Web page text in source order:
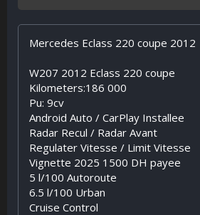
Mercedes Eclass 220 coupe 2012
W207 2012 Eclass 220 coupe
Kilometers:186 000
Pu: 9cv
Android Auto / CarPlay Installee
Radar Recul / Radar Avant
Regulater Vitesse / Limit Vitesse
Vignette 2025 1500 DH payee
5 l/100 Autoroute
6.5 l/100 Urban
Cruise Control